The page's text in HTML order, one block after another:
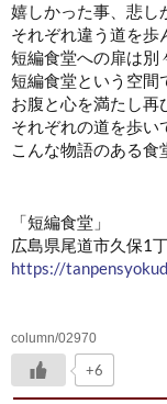
嬉しかった事、悲し
それぞれ違う道を歩
短編食堂への扉は別
短編食堂という空間
お腹と心を満たし再
それぞれの道を歩い
こんな物語のある食
「短編食堂」
広島県尾道市久保1
https://
column/02970
+6